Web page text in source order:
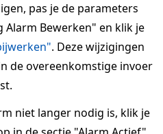
pas je de parameters
Alarm Bewerken" en klik je
. Deze wijzigingen
de overeenkomstige invoer
niet langer nodig is, klik je